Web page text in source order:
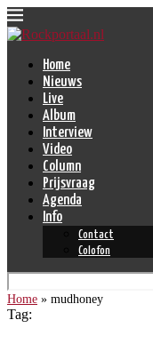
Home
Nieuws
Live
Album
Interview
Video
Column
Prijsvraag
Agenda
Info
Contact
Colofon
Home » mudhoney
Tag: